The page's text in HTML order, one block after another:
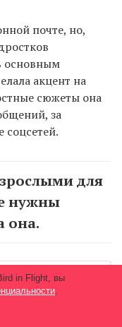
почте, но,
основным
акцент на
сюжеты она
за
соцсетей.
для
нужны
она.
in Flight, вы
.